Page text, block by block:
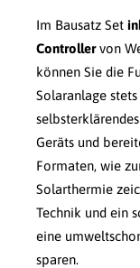
Im Bausatz Set
Controllervon
können Sie die
Solaranlage
Geräts und
Formaten, wie
Solarthermie
Technik und ein
eine
sparen.